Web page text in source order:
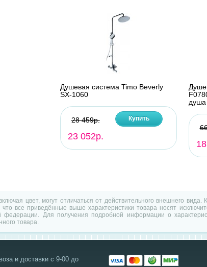
Душевая система Timo Beverly
SX-1060
28 459р.
23 052р.
Купить
душа
цвет, могут отличаться от действительного внешнего
все приведённые выше характеристики товара носят
федерации. Для получения подробной информации о
товара.
и доставки с 9-00 до